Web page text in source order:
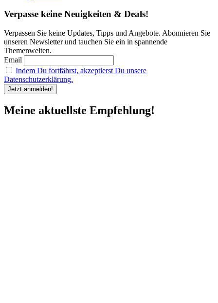
Verpasse keine Neuigkeiten & Deals!
Verpassen Sie keine Updates, Tipps und Angebote. Abonnieren Sie
unseren Newsletter und tauchen Sie ein in spannende
Themenwelten.
Email
Indem Du fortfährst, akzeptierst Du unsere
Datenschutzerklärung.
Meine aktuellste Empfehlung!